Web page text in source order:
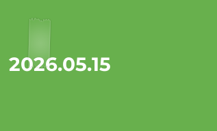
2026.05.15